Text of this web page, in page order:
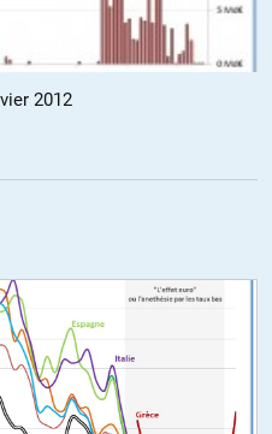
la décision sans intérêt (sic)
« irresponsables »
(O. Berruyer)
la-note-de-la-france-ne-
2012